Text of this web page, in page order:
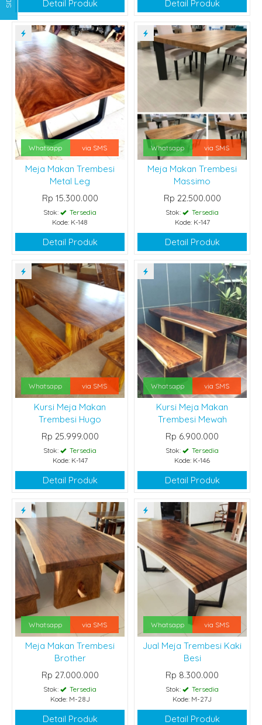
Detail Produk Detail Produk
Whatsapp via SMS
Meja Makan Trembesi
Metal Leg
Rp 15.300.000
Stok:
Tersedia
Kode: K-148
Detail Produk
Whatsapp via SMS
Meja Makan Trembesi
Massimo
Rp 22.500.000
Stok:
Tersedia
Kode: K-147
Detail Produk
Whatsapp via SMS
Kursi Meja Makan
Trembesi Hugo
Rp 25.999.000
Stok:
Tersedia
Kode: K-147
Detail Produk
Whatsapp via SMS
Kursi Meja Makan
Trembesi Mewah
Rp 6.900.000
Stok:
Tersedia
Kode: K-146
Detail Produk
Whatsapp via SMS
Meja Makan Trembesi
Brother
Rp 27.000.000
Stok:
Tersedia
Kode: M-28J
Detail Produk
Whatsapp via SMS
Jual Meja Trembesi Kaki
Besi
Rp 8.300.000
Stok:
Tersedia
Kode: M-27J
Detail Produk